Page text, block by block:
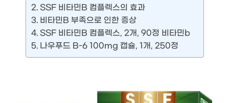
SSF 비타민B 컴플렉스의 효과
비타민B 부족으로 인한 증상
SSF 비타민B 컴플렉스, 2개, 90정 비타민b
나우푸드 B-6 100mg 캡슐, 1개, 250정